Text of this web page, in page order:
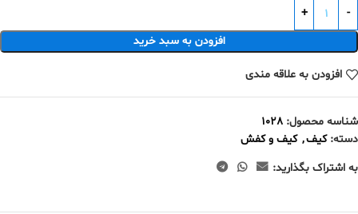
افزودن به سبد خرید
افزودن به علاقه مندی
شناسه محصول: 1028
دسته: کیف, کیف و کفش
به اشتراک بگذارید: